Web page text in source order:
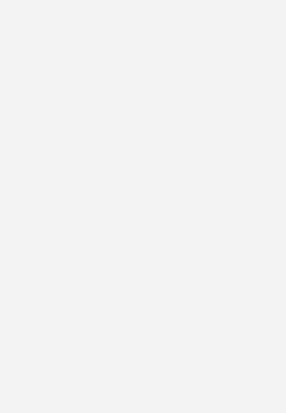
zu erhalten.
findet online via
mit einer Kamera
ruhigen Ort, an den Sie
können
und der Qualität
ein Headset